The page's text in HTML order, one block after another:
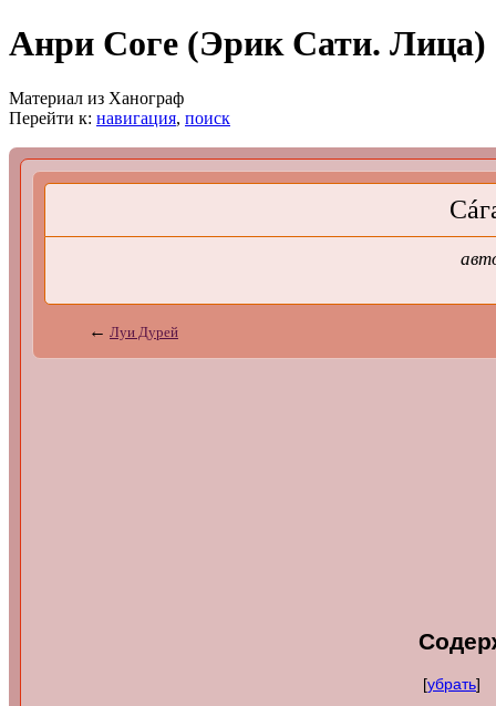
Анри Соге (Эрик Сати. Лица)
Материал из Ханограф
Перейти к: навигация, поиск
← Луи Дурей
[убрать]